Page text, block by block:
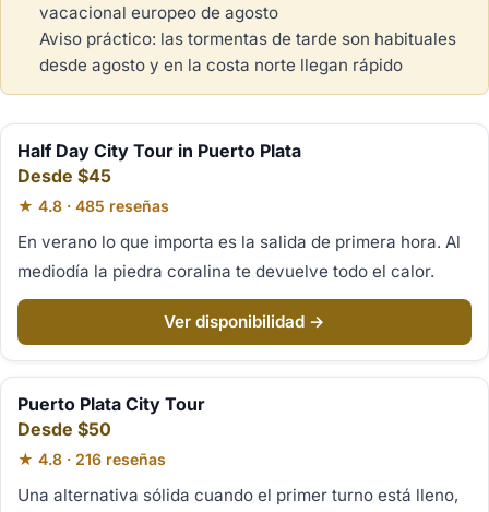
vacacional europeo de agosto
Aviso práctico: las tormentas de tarde son habituales
desde agosto y en la costa norte llegan rápido
Half Day City Tour in Puerto Plata
Desde $45
★ 4.8 · 485 reseñas
En verano lo que importa es la salida de primera hora. Al
mediodía la piedra coralina te devuelve todo el calor.
Ver disponibilidad →
Puerto Plata City Tour
Desde $50
★ 4.8 · 216 reseñas
Una alternativa sólida cuando el primer turno está lleno,